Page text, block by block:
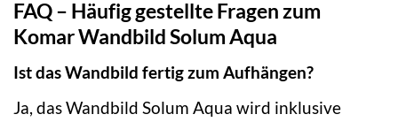
FAQ – Häufig gestellte Fragen zum
Komar Wandbild Solum Aqua
Ist das Wandbild fertig zum Aufhängen?
Ja, das Wandbild Solum Aqua wird inklusive